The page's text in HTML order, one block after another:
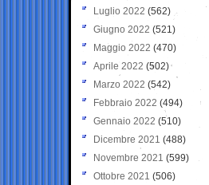
Luglio 2022 (562)
Giugno 2022 (521)
Maggio 2022 (470)
Aprile 2022 (502)
Marzo 2022 (542)
Febbraio 2022 (494)
Gennaio 2022 (510)
Dicembre 2021 (488)
Novembre 2021 (599)
Ottobre 2021 (506)